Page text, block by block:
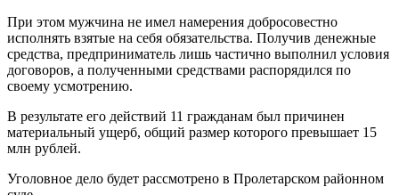
При этом мужчина не имел намерения добросовестно
исполнять взятые на себя обязательства. Получив денежные
средства, предприниматель лишь частично выполнил условия
договоров, а полученными средствами распорядился по
своему усмотрению.
В результате его действий 11 гражданам был причинен
материальный ущерб, общий размер которого превышает 15
млн рублей.
Уголовное дело будет рассмотрено в Пролетарском районном